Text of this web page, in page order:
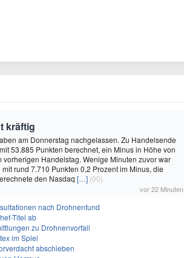
kräftig
am Donnerstag nachgelassen. Zu Handelsende
53.885 Punkten berechnet, ein Minus in Höhe von
vorherigen Handelstag. Wenige Minuten zuvor war
rund 7.710 Punkten 0,2 Prozent im Minus, die
den Nasdaq […] (00)
vor 22 Minuten
nach Drohnenfund
Titel ab
zu Drohnenvorfall
im Spiel
abschieben